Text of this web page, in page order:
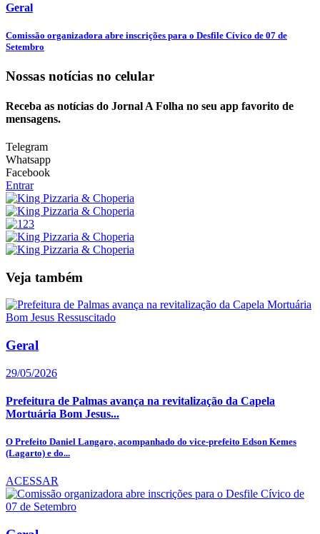
Geral
Comissão organizadora abre inscrições para o Desfile Cívico de 07 de
Setembro
Nossas notícias no celular
Receba as notícias do Jornal A Folha no seu app favorito de
mensagens.
Telegram
Whatsapp
Facebook
Entrar
Veja também
Geral
29/05/2026
Prefeitura de Palmas avança na revitalização da Capela
Mortuária Bom Jesus...
O Prefeito Daniel Langaro, acompanhado do vice-prefeito Edson Kemes
(Lagarto) e do...
ACESSAR